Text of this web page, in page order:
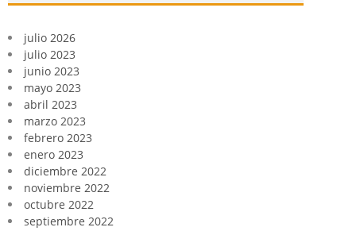
julio 2026
julio 2023
junio 2023
mayo 2023
abril 2023
marzo 2023
febrero 2023
enero 2023
diciembre 2022
noviembre 2022
octubre 2022
septiembre 2022